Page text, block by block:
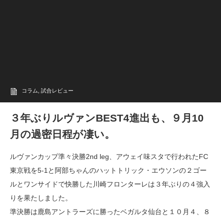
コラム 試合レビュー
３年ぶりルヴァンBEST4進出も、９月10
月の過密日程が凄い。
ルヴァンカップ準々決勝2nd leg、アウェイ味スタで行われたFC
東京戦を5-1と阿部ちゃんのハットトリック・エウソンの２ゴー
ルとワンサイドで快勝した川崎フロンターレは３年ぶりの４強入
りを果たしました。
準決勝は鹿島アントラーズに勝ったベガルタ仙台と１０月４、８